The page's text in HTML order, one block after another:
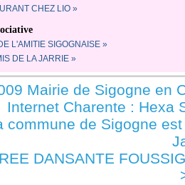
CHEZ LIO »
L'AMITIE SIGOGNAISE »
DE LA JARRIE »
Mairie de Sigogne en
Internet Charente : Hexa
commune de Sigogne
DANSANTE